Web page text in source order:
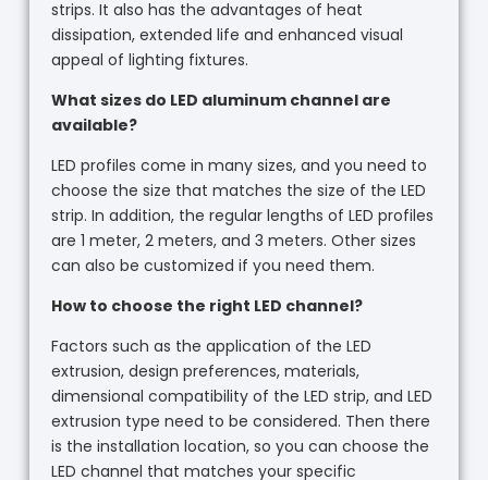
strips. It also has the advantages of heat
dissipation, extended life and enhanced visual
appeal of lighting fixtures.
What sizes do LED aluminum channel are
available?
LED profiles come in many sizes, and you need to
choose the size that matches the size of the LED
strip. In addition, the regular lengths of LED profiles
are 1 meter, 2 meters, and 3 meters. Other sizes
can also be customized if you need them.
How to choose the right LED channel?
Factors such as the application of the LED
extrusion, design preferences, materials,
dimensional compatibility of the LED strip, and LED
extrusion type need to be considered. Then there
is the installation location, so you can choose the
LED channel that matches your specific